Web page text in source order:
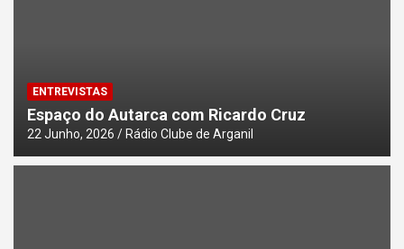
ENTREVISTAS
Espaço do Autarca com Ricardo Cruz
22 Junho, 2026 Rádio Clube de Arganil